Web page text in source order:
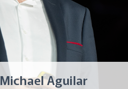
Michael Aguilar